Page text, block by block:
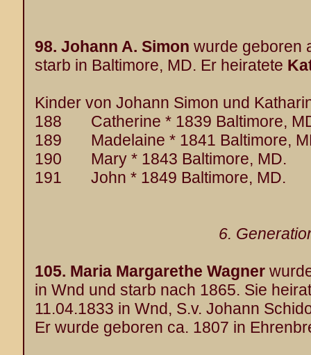
98. Johann A. Simon wurde geboren
starb in Baltimore, MD. Er heiratete
Kinder von Johann Simon und
188 Catherine * 1839 Baltimore,
189 Madelaine * 1841 Baltimore,
190 Mary * 1843 Baltimore, MD.
191 John * 1849 Baltimore, MD.
6.
105. Maria Margarethe Wagner
in Wnd und starb nach 1865. Sie
11.04.1833 in Wnd, S.v. Johann
Er wurde geboren ca. 1807 in